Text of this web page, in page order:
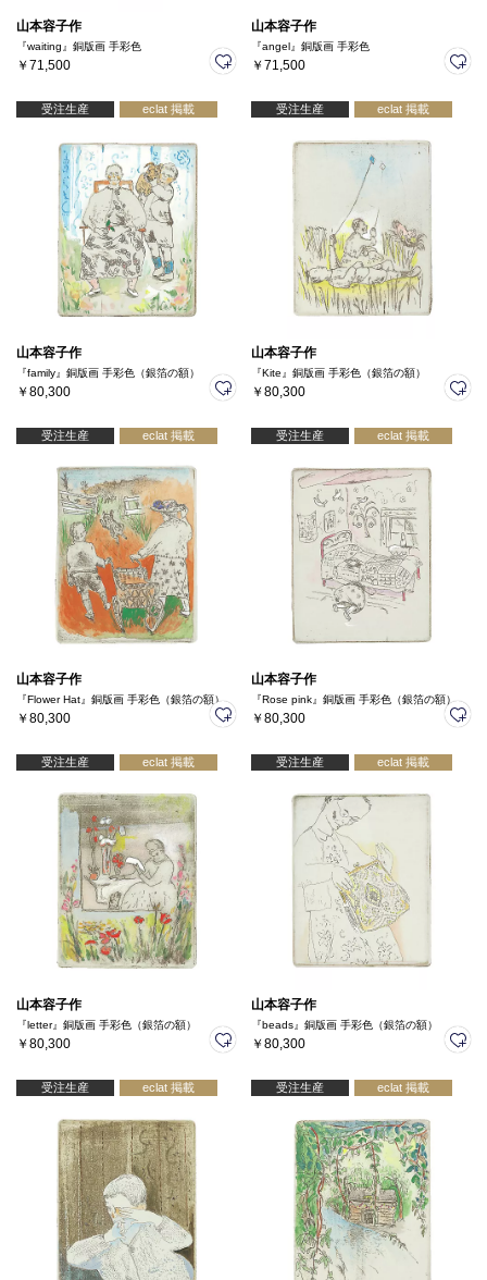
山本容子作
『waiting』銅版画 手彩色
￥71,500
山本容子作
『angel』銅版画 手彩色
￥71,500
受注生産 eclat 掲載
山本容子作
『family』銅版画 手彩色（銀箔の額）
￥80,300
受注生産 eclat 掲載
山本容子作
『Kite』銅版画 手彩色（銀箔の額）
￥80,300
受注生産 eclat 掲載
山本容子作
『Flower Hat』銅版画 手彩色（銀箔の額）
￥80,300
受注生産 eclat 掲載
山本容子作
『Rose pink』銅版画 手彩色（銀箔の額）
￥80,300
受注生産 eclat 掲載
山本容子作
『letter』銅版画 手彩色（銀箔の額）
￥80,300
受注生産 eclat 掲載
山本容子作
『beads』銅版画 手彩色（銀箔の額）
￥80,300
受注生産 eclat 掲載 受注生産 eclat 掲載